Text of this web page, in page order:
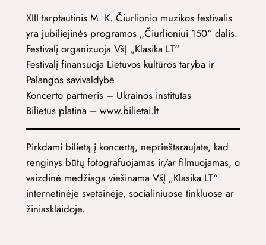
XIII tarptautinis M. K. Čiurlionio muzikos festivalis
yra jubiliejinės programos „Čiurlioniui 150“ dalis.
Festivalį organizuoja VšĮ „Klasika LT“
Festivalį finansuoja Lietuvos kultūros taryba ir
Palangos savivaldybė
Koncerto partneris – Ukrainos institutas
Bilietus platina – www.bilietai.lt
Pirkdami bilietą į koncertą, neprieštaraujate, kad
renginys būtų fotografuojamas ir/ar filmuojamas, o
vaizdinė medžiaga viešinama VšĮ „Klasika LT“
internetinėje svetainėje, socialiniuose tinkluose ar
žiniasklaidoje.